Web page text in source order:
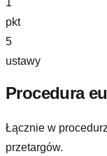
pkt
5
ustawy
Procedura
Łącznie w
przetargów.